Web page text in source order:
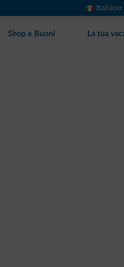
Italiano
Shop e Buoni La tua